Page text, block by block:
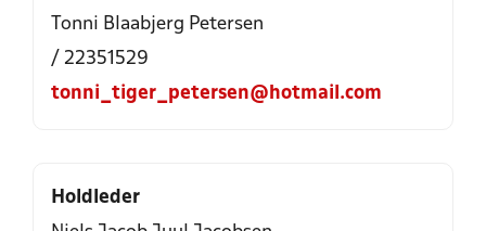
Tonni Blaabjerg Petersen
/ 22351529
tonni_tiger_petersen@hotmail.com
Holdleder